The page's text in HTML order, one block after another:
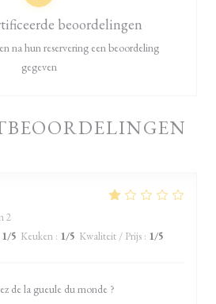
2
1/5 Keuken : 1/5 Kwaliteit / Prijs : 1/5
de la gueule du monde ?
beoordelingen
na hun reservering een beoordeling
gegeven